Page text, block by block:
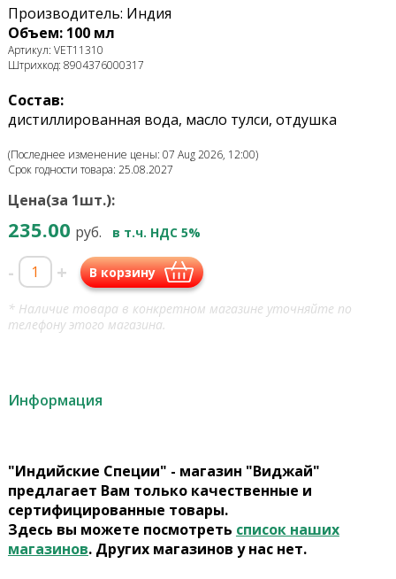
Производитель: Индия
Объем: 100 мл
Артикул: VET11310
Штрихкод: 8904376000317
Состав:
дистиллированная вода, масло тулси, отдушка
(Последнее изменение цены: 07 Aug 2026, 12:00)
Срок годности товара: 25.08.2027
Цена(за 1шт.):
235.00 руб. в т.ч. НДС 5%
- + В корзину
* Наличие товара в конкретном магазине уточняйте по
телефону этого магазина.
Информация
"Индийские Специи" - магазин "Виджай"
предлагает Вам только качественные и
сертифицированные товары.
Здесь вы можете посмотреть список наших
магазинов. Других магазинов у нас нет.